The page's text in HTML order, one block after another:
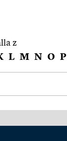
z
L M N O P